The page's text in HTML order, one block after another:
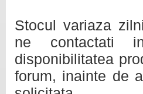
Stocul variaza
ne contactati
disponibilitatea
forum, inainte de